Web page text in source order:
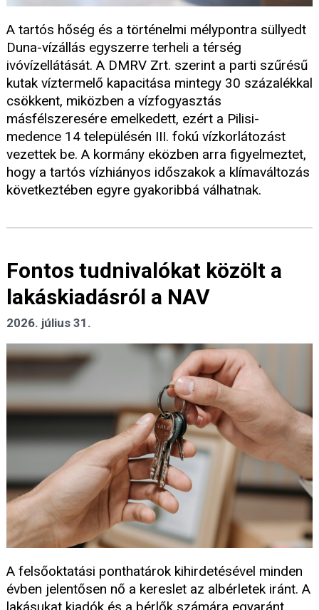
A tartós hőség és a történelmi mélypontra süllyedt
Duna-vízállás egyszerre terheli a térség
ivóvízellátását. A DMRV Zrt. szerint a parti szűrésű
kutak víztermelő kapacitása mintegy 30 százalékkal
csökkent, miközben a vízfogyasztás
másfélszeresére emelkedett, ezért a Pilisi-
medence 14 településén III. fokú vízkorlátozást
vezettek be. A kormány eközben arra figyelmeztet,
hogy a tartós vízhiányos időszakok a klímaváltozás
következtében egyre gyakoribbá válhatnak.
Fontos tudnivalókat közölt a
lakáskiadásról a NAV
2026. július 31.
A felsőoktatási ponthatárok kihirdetésével minden
évben jelentősen nő a kereslet az albérletek iránt. A